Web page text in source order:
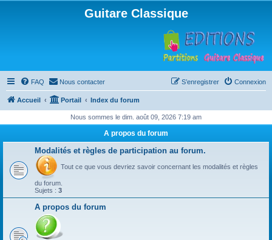
Guitare Classique
FAQ Nous contacter Connexion
S’enregistrer
Accueil Portail Index du forum
Nous sommes le dim. août 09, 2026 7:19 am
A propos du forum
Modalités et règles de participation au forum.
Tout ce que vous devriez savoir concernant les modalités et règles
du forum.
Sujets : 3
A propos du forum